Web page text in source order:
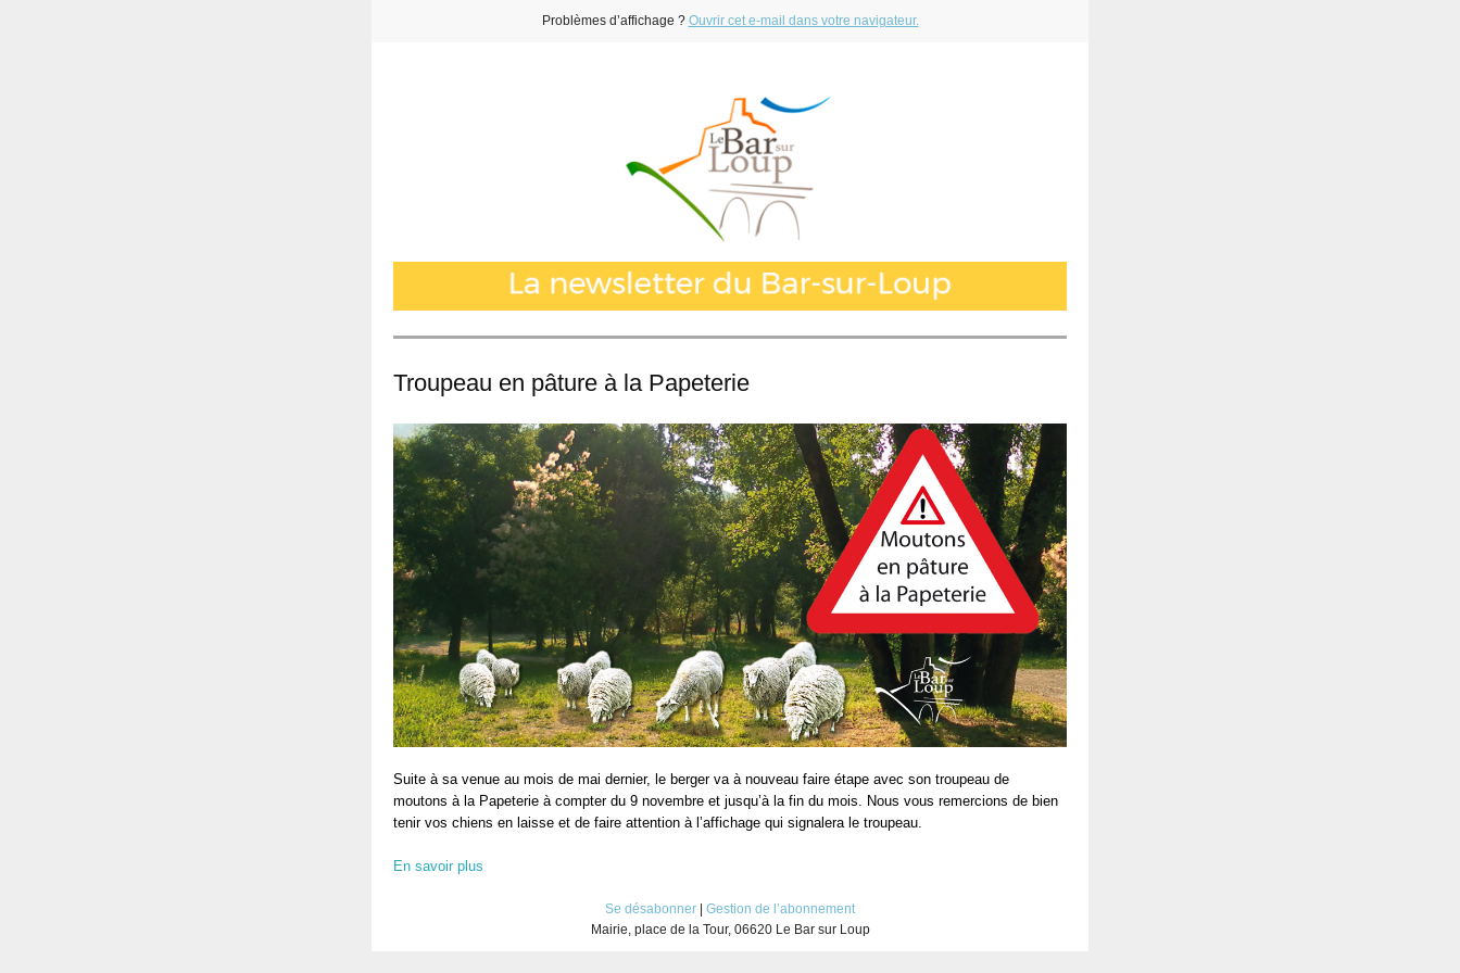
Problèmes d’affichage ? Ouvrir cet e-mail dans votre navigateur.
Troupeau en pâture à la Papeterie
Suite à sa venue au mois de mai dernier, le berger va à nouveau faire étape avec son troupeau de
moutons à la Papeterie à compter du 9 novembre et jusqu’à la fin du mois. Nous vous remercions de bien
tenir vos chiens en laisse et de faire attention à l’affichage qui signalera le troupeau.
En savoir plus
Se désabonner
Gestion de l’abonnement
Mairie, place de la Tour, 06620 Le Bar sur Loup